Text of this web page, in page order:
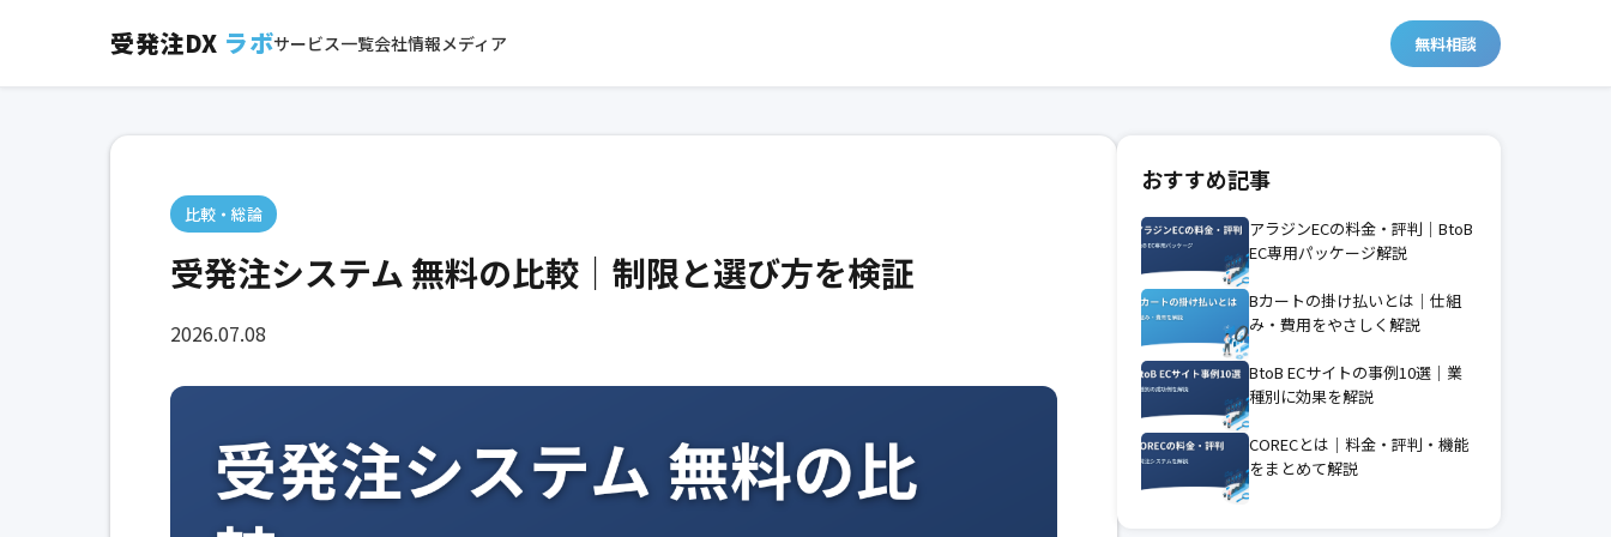
受発注DX ラボサービス一覧会社情報メディア 無料相談
比較・総論
受発注システム 無料の比較｜制限と選び方を検証
2026.07.08
おすすめ記事
アラジンECの料金・評判｜BtoB
EC専用パッケージ解説
Bカートの掛け払いとは｜仕組
み・費用をやさしく解説
BtoB ECサイトの事例10選｜業
種別に効果を解説
CORECとは｜料金・評判・機能
をまとめて解説